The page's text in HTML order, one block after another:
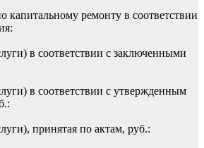
капитальному ремонту в соответствии
в соответствии с заключенными
в соответствии с утвержденным
принятая по актам, руб.: